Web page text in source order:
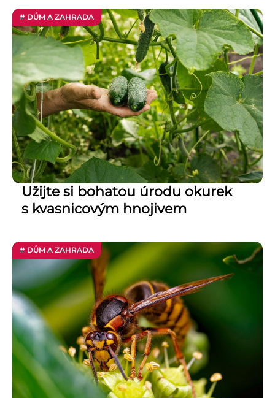
# DŮM A ZAHRADA
Užijte si bohatou úrodu okurek
s kvasnicovým hnojivem
# DŮM A ZAHRADA